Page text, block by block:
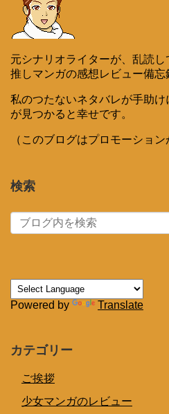
元シナリオライターが、乱読し
推しマンガの感想レビュー備忘
私のつたないネタバレが手助
が見つかると幸せです。
（このブログはプロモーション
検索
Powered by Translate
カテゴリー
ご挨拶
少女マンガのレビュー